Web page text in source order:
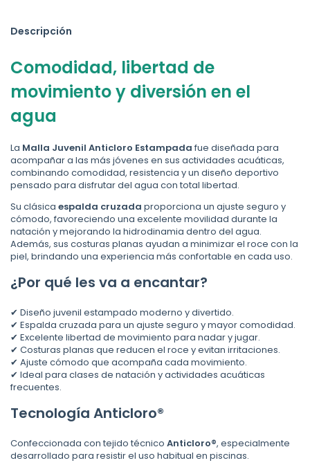
Descripción
Comodidad, libertad de
movimiento y diversión en el
agua
La Malla Juvenil Anticloro Estampada fue diseñada para
acompañar a las más jóvenes en sus actividades acuáticas,
combinando comodidad, resistencia y un diseño deportivo
pensado para disfrutar del agua con total libertad.
Su clásica espalda cruzada proporciona un ajuste seguro y
cómodo, favoreciendo una excelente movilidad durante la
natación y mejorando la hidrodinamia dentro del agua.
Además, sus costuras planas ayudan a minimizar el roce con la
piel, brindando una experiencia más confortable en cada uso.
¿Por qué les va a encantar?
✔ Diseño juvenil estampado moderno y divertido.
✔ Espalda cruzada para un ajuste seguro y mayor comodidad.
✔ Excelente libertad de movimiento para nadar y jugar.
✔ Costuras planas que reducen el roce y evitan irritaciones.
✔ Ajuste cómodo que acompaña cada movimiento.
✔ Ideal para clases de natación y actividades acuáticas
frecuentes.
Tecnología Anticloro®
Confeccionada con tejido técnico Anticloro®, especialmente
desarrollado para resistir el uso habitual en piscinas.